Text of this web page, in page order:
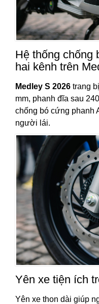
Hệ thống chống
hai kênh trên
Medley S 2026 trang
mm, phanh đĩa sau
chống bó cứng phanh
người lái.
Yên xe tiện ích
Yên xe thon dài giúp